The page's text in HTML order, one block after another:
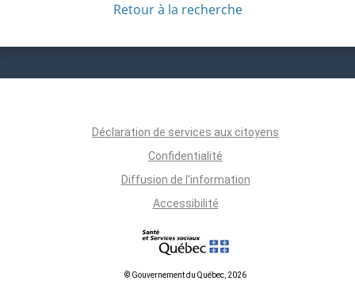
Retour à la recherche
Déclaration de services aux citoyens
Confidentialité
Diffusion de l'information
Accessibilité
© Gouvernement du Québec, 2026